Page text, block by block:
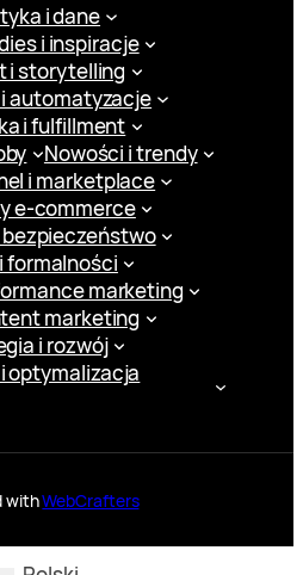
i dane
i inspiracje
i storytelling
automatyzacje
i fulfillment
Nowości i trendy
i marketplace
e-commerce
bezpieczeństwo
formalności
marketing
marketing
i rozwój
optymalizacja
withWebCrafters